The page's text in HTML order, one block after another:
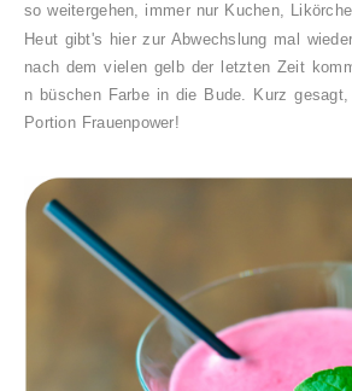
so weitergehen, immer nur Kuchen,
Heut gibt's hier zur Abwechslung mal
nach dem vielen gelb der letzten Zeit
n büschen Farbe in die Bude. Kurz
Portion Frauenpower!